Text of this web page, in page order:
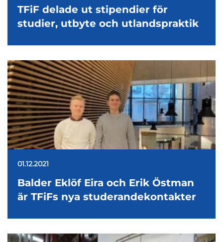
TFiF delade ut stipendier för
studier, utbyte och utlandspraktik
01.12.2021
Balder Eklöf Eira och Erik Östman
är TFiFs nya studerandekontakter